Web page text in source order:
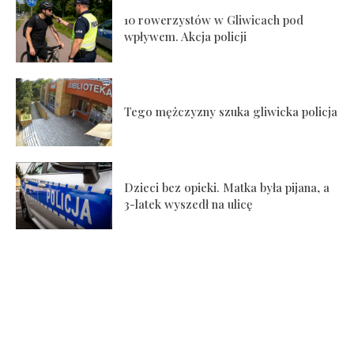
10 rowerzystów w Gliwicach pod
wpływem. Akcja policji
Tego mężczyzny szuka gliwicka policja
Dzieci bez opieki. Matka była pijana, a
3-latek wyszedł na ulicę